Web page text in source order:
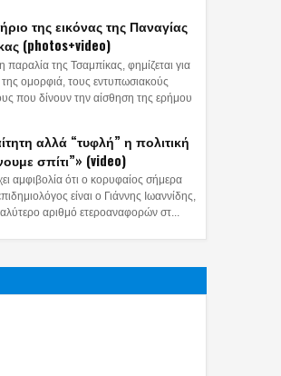
της εικόνας της Παναγίας
(photos+video)
παραλία της Τσαμπίκας, φημίζεται για
ομορφιά, τους εντυπωσιακούς
που δίνουν την αίσθηση της ερήμου
αλλά “τυφλή” η πολιτική
σπίτι”» (video)
αμφιβολία ότι ο κορυφαίος σήμερα
είναι ο Γιάννης Ιωαννίδης,
αριθμό ετεροαναφορών στ...